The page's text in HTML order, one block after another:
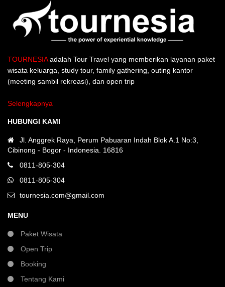
TOURNESIAadalah Tour Travel yang memberikan layanan paket
wisata keluarga, study tour, family gathering, outing kantor
(meeting sambil rekreasi), dan open trip
Selengkapnya
HUBUNGI KAMI
Jl. Anggrek Raya, Perum Pabuaran Indah Blok A.1 No:3,
Cibinong - Bogor - Indonesia. 16816
0811-805-304
0811-805-304
tournesia.com@gmail.com
MENU
Paket Wisata
Open Trip
Booking
Tentang Kami